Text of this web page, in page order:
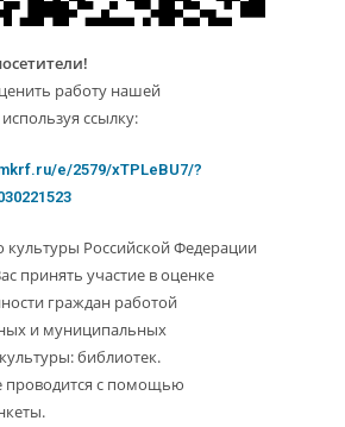
работу нашей
ссылку:
e/2579/xTPLeBU7/?
культуры Российской Федерации
принять участие в оценке
граждан работой
и муниципальных
библиотек.
проводится с помощью